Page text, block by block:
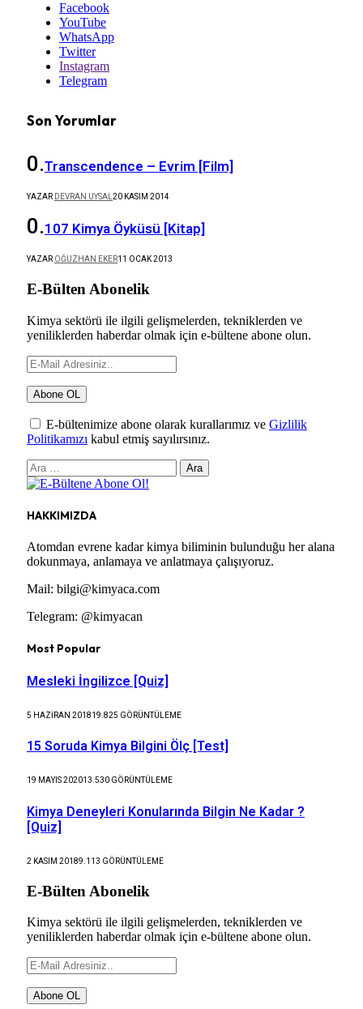
Facebook
YouTube
WhatsApp
Twitter
Instagram
Telegram
Son Yorumlar
Transcendence – Evrim [Film]
YAZAR DEVRAN UYSAL 20 KASIM 2014
107 Kimya Öyküsü [Kitap]
YAZAR OĞUZHAN EKER11 OCAK 2013
E-Bülten Abonelik
Kimya sektörü ile ilgili gelişmelerden, tekniklerden ve
yeniliklerden haberdar olmak için e-bültene abone olun.
E-bültenimize abone olarak kurallarımız ve Gizlilik
Politikamızı kabul etmiş sayılırsınız.
Arama:
HAKKIMIZDA
Atomdan evrene kadar kimya biliminin bulunduğu her alana
dokunmaya, anlamaya ve anlatmaya çalışıyoruz.
Mail: bilgi@kimyaca.com
Telegram: @kimyacan
Most Popular
Mesleki İngilizce [Quiz]
5 HAZIRAN 201819.825 GÖRÜNTÜLEME
15 Soruda Kimya Bilgini Ölç [Test]
19 MAYIS 202013.530 GÖRÜNTÜLEME
Kimya Deneyleri Konularında Bilgin Ne Kadar ?
[Quiz]
2 KASIM 20189.113 GÖRÜNTÜLEME
E-Bülten Abonelik
Kimya sektörü ile ilgili gelişmelerden, tekniklerden ve
yeniliklerden haberdar olmak için e-bültene abone olun.